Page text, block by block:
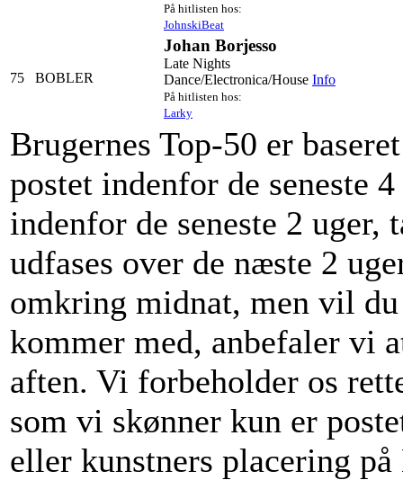
På hitlisten hos:
JohnskiBeat
75 BOBLER
Johan Borjesso
Late Nights
Dance/Electronica/House Info
På hitlisten hos:
Larky
Brugernes Top-50 er
postet indenfor de seneste
indenfor de seneste 2
udfases over de næste 2
omkring midnat, men vil
kommer med, anbefaler vi
aften. Vi forbeholder os
som vi skønner kun er
eller kunstners placering